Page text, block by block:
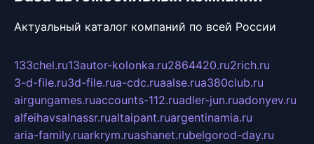
Актуальный каталог компаний по всей России
133chel.ru13autor-kolonka.ru2864420.ru2rich.ru
3-d-file.ru3d-file.rua-cdc.ruaalse.rua380club.ru
airgungames.ruaccounts-112.ruadler-jun.ruadonyev.ru
alfeihavsalnassr.rualtaipant.ruargentinamia.ru
aria-family.ruarkrym.ruashanet.rubelgorod-day.ru